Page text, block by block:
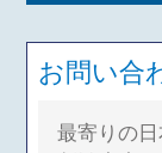
お問い合
最寄りの